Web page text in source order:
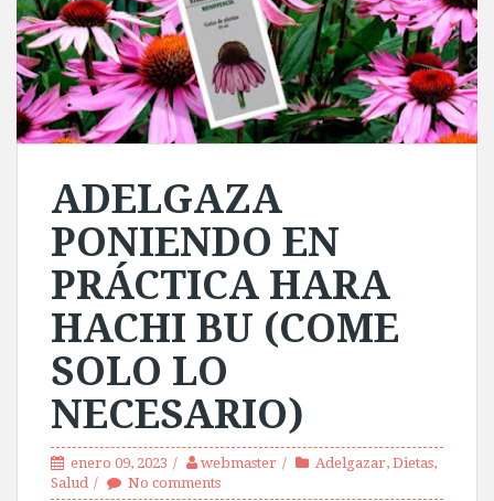
ADELGAZA
PONIENDO EN
PRÁCTICA HARA
HACHI BU (COME
SOLO LO
NECESARIO)
enero 09, 2023 webmaster Adelgazar, Dietas,
Salud
No comments